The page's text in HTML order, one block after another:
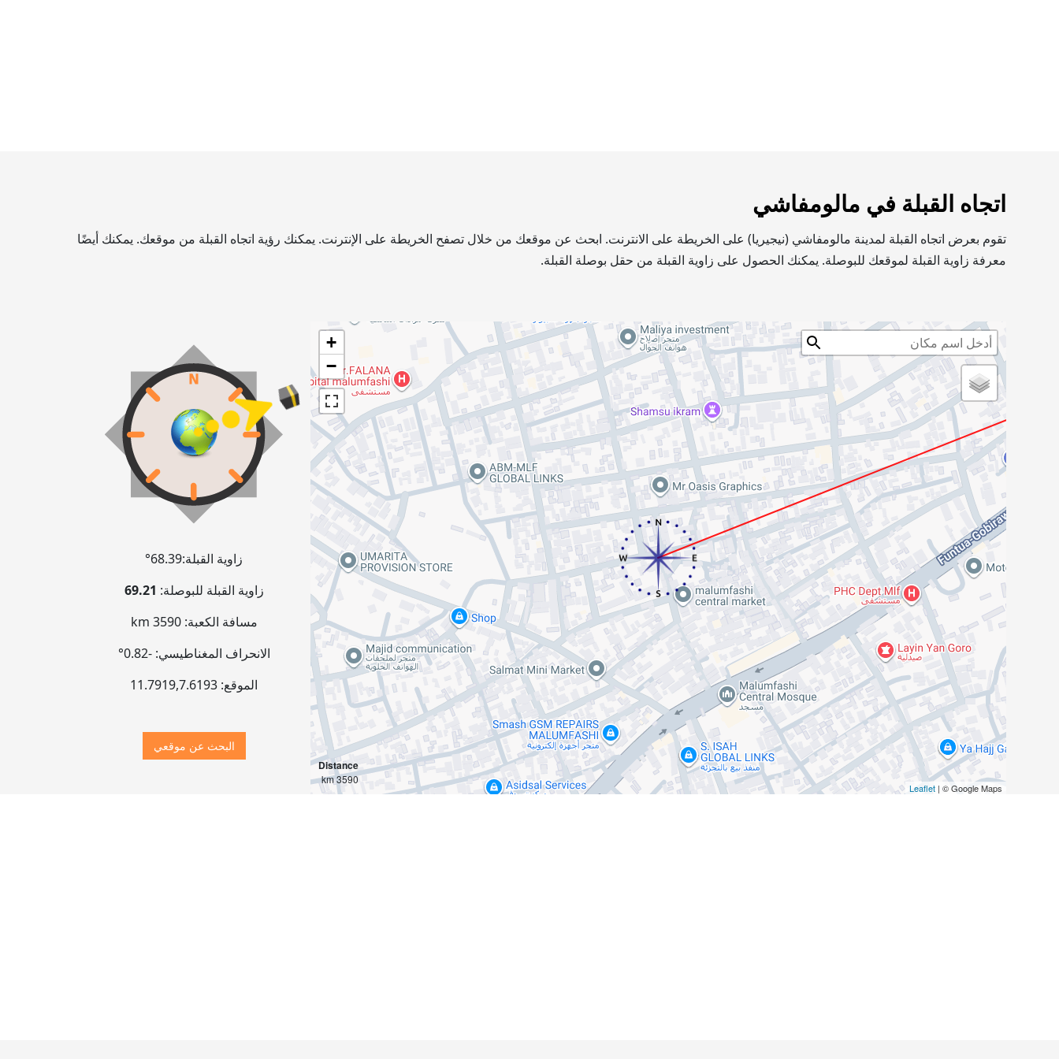
اتجاه القبلة في مالومفاشي
تقوم بعرض اتجاه القبلة لمدينة مالومفاشي (نيجيريا) على الخريطة على الانترنت. ابحث عن موقعك من خلال تصفح الخريطة على الإنترنت. يمكنك رؤية اتجاه القبلة من موقعك. يمكنك أيضًا
معرفة زاوية القبلة لموقعك للبوصلة. يمكنك الحصول على زاوية القبلة من حقل بوصلة القبلة.
+
−
Distance
3590 km
Leaflet| © Google Maps
زاوية القبلة:68.39°
زاوية القبلة للبوصلة: 69.21
مسافة الكعبة:3590 km
الانحراف المغناطيسي:-0.82°
الموقع:
11.7919,7.6193
البحث عن موقعي